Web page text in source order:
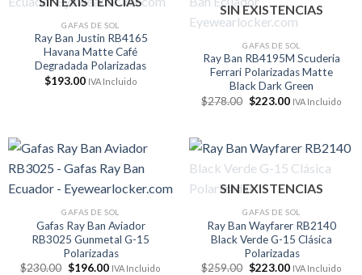
GAFAS DE SOL
Ray Ban Justin RB4165
Havana Matte Café
Degradada Polarizadas
$193.00 IVA Incluido
SIN EXISTENCIAS
GAFAS DE SOL
Ray Ban RB4195M Scuderia
Ferrari Polarizadas Matte
Black Dark Green
$278.00 El
$278.00.
$223.00El
$223.00.
IVA Incluido
GAFAS DE SOL
Gafas Ray Ban Aviador
RB3025 Gunmetal G-15
Polarizadas
$230.00 El
$196.00ElIVA Incluido
SIN EXISTENCIAS
GAFAS DE SOL
Ray Ban Wayfarer RB2140
Black Verde G-15 Clásica
Polarizadas
$259.00 El
$223.00ElIVA Incluido